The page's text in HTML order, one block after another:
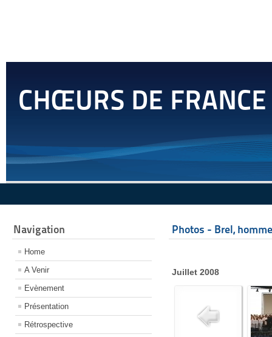
CHŒURS DE FRANCE
Navigation
Home
A Venir
Evènement
Présentation
Rétrospective
Photos - Brel,
Juillet 2008